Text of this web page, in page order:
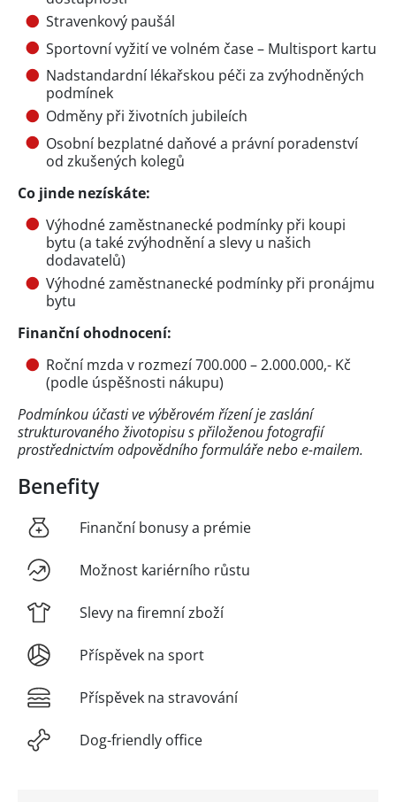
Stravenkový paušál
Sportovní vyžití ve volném čase – Multisport kartu
Nadstandardní lékařskou péči za zvýhodněných
podmínek
Odměny při životních jubileích
Osobní bezplatné daňové a právní poradenství
od zkušených kolegů
Co jinde nezískáte:
Výhodné zaměstnanecké podmínky při koupi
bytu (a také zvýhodnění a slevy u našich
dodavatelů)
Výhodné zaměstnanecké podmínky při pronájmu
bytu
Finanční ohodnocení:
Roční mzda v rozmezí 700.000 – 2.000.000,- Kč
(podle úspěšnosti nákupu)
Podmínkou účasti ve výběrovém řízení je zaslání
strukturovaného životopisu s přiloženou fotografií
prostřednictvím odpovědního formuláře nebo e-mailem.
Benefity
Finanční bonusy a prémie
Možnost kariérního růstu
Slevy na firemní zboží
Příspěvek na sport
Příspěvek na stravování
Dog-friendly office